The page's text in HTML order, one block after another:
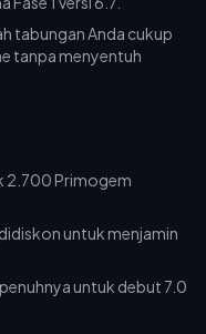
tabungan Anda cukup
tanpa menyentuh
2.700 Primogem
untuk menjamin
untuk debut 7.0